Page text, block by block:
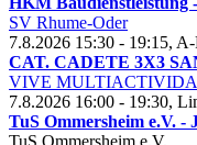
SV Rhume-Oder
7.8.2026 15:30 - 19:15,
CAT. CADETE 3X3
VIVE
7.8.2026 16:00 - 19:30,
TuS Ommersheim e.V. -
TuS Ommersheim e.V.